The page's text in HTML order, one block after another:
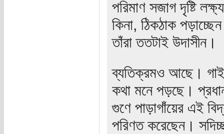
পরিমাণ সজাগ দৃষ্টি
কিনা, ঠিকঠাক
তাঁরা ততটাই উদাসীন।
ব্যতিক্রমও আছে।
কথা মনে পড়ছে।
গুণে পাড়াগাঁয়ের এই
পরিণত করেছেন।